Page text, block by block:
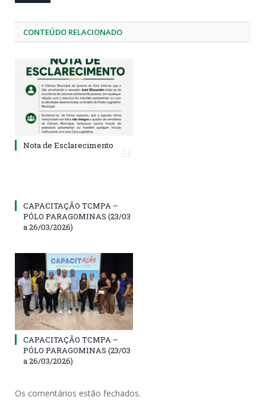
CONTEÚDO RELACIONADO
Nota de Esclarecimento
CAPACITAÇÃO TCMPA –
PÓLO PARAGOMINAS (23/03
a 26/03/2026)
CAPACITAÇÃO TCMPA –
PÓLO PARAGOMINAS (23/03
a 26/03/2026)
Os comentários estão fechados.